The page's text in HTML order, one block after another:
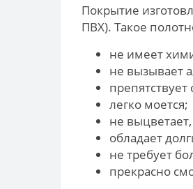
Покрытие
ПВХ). Такое
не имеет
не вызывает
легко моется;
не
обладает
не требует
прекрасно